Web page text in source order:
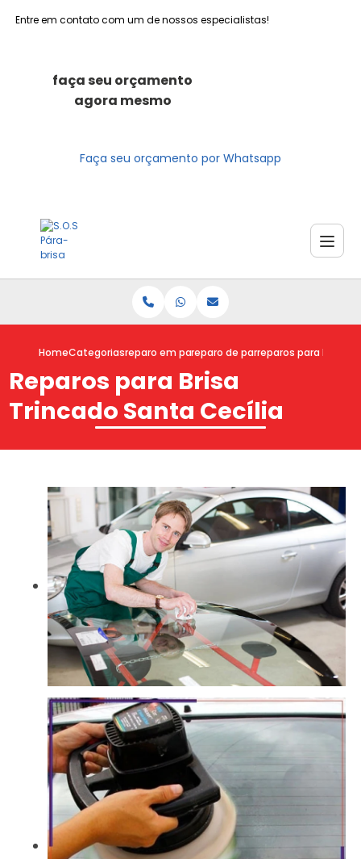
Entre em contato com um de nossos especialistas!
faça seu orçamento
agora mesmo
Faça seu orçamento por Whatsapp
HomeCategoriasreparo em para brisasreparo de para brisareparos para brisa
Reparos para Brisa
Trincado Santa Cecília